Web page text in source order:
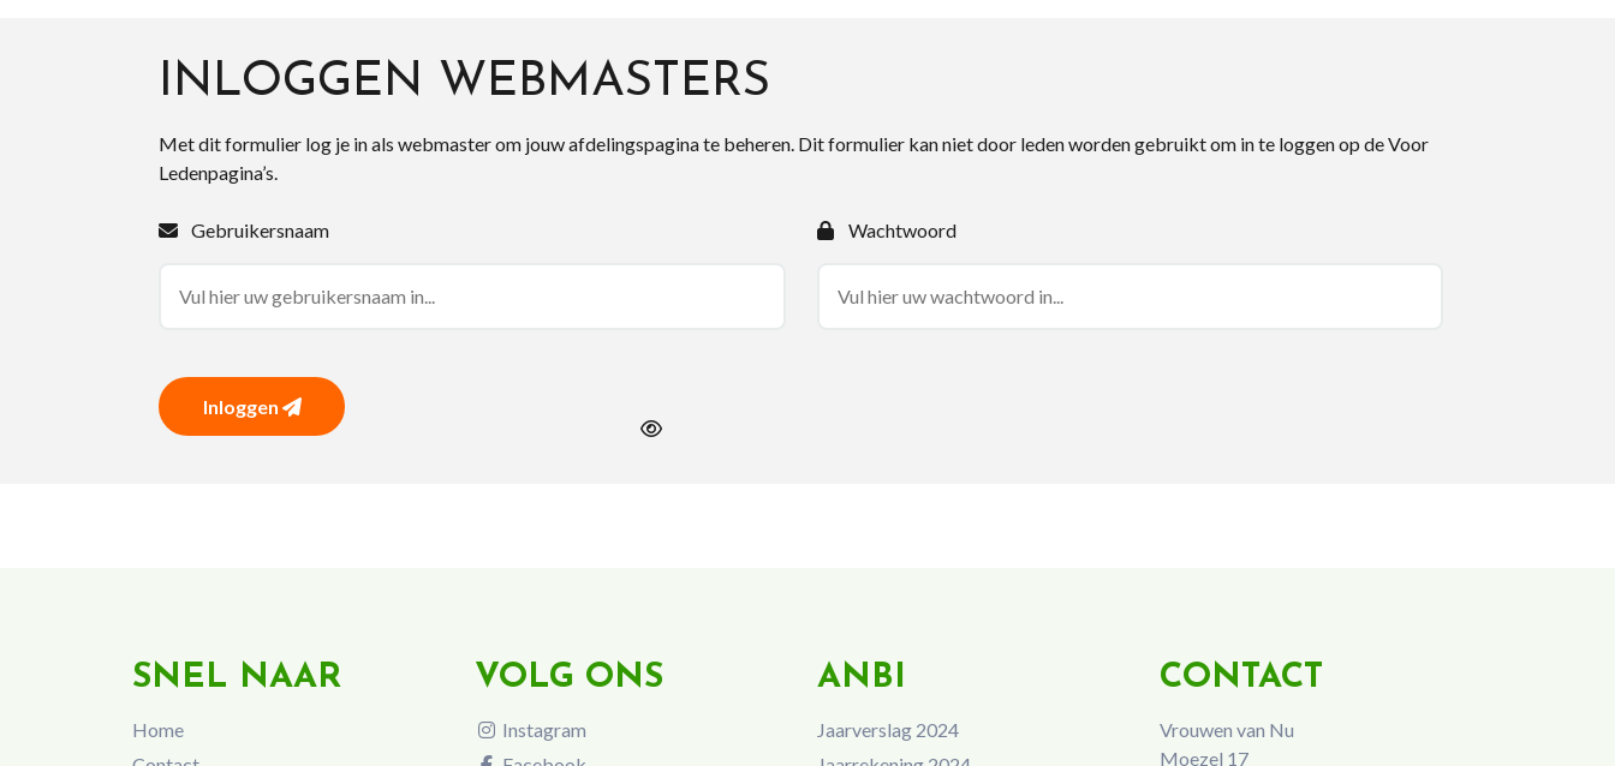
INLOGGEN WEBMASTERS
Met dit formulier log je in als webmaster om jouw afdelingspagina te beheren. Dit formulier kan niet door leden worden gebruikt om in te loggen op de Voor
Ledenpagina’s.
Gebruikersnaam Wachtwoord
Inloggen
SNEL NAAR
Home
VOLG ONS
Instagram
ANBI
Jaarverslag 2024
CONTACT
Vrouwen van Nu
Moezel 17